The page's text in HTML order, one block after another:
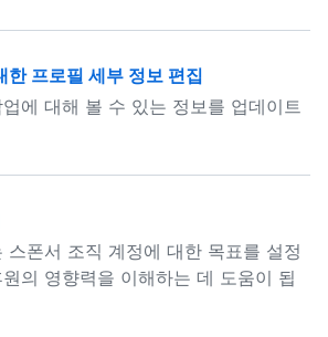
프로필 세부 정보 편집
에 대해 볼 수 있는 정보를 업데이트
스폰서 조직 계정에 대한 목표를 설정
의 영향력을 이해하는 데 도움이 됩